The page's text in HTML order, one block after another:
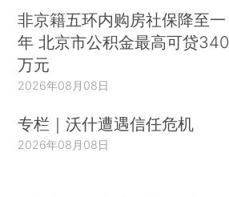
非京籍五环内购房社保降至一
年 北京市公积金最高可贷340
万元
2026年08月08日
专栏｜沃什遭遇信任危机
2026年08月08日